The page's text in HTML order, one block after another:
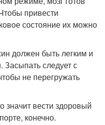
привести
состояние их можно
должен быть легким и
Засыпать следует с
не перегружать
значит вести здоровый
конечно.